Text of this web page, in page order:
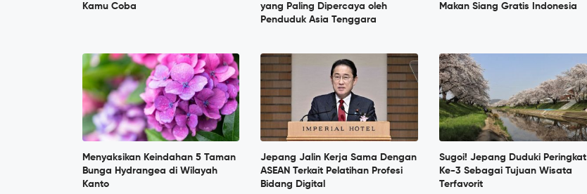
Kamu Coba
yang Paling Dipercaya oleh
Penduduk Asia Tenggara
Makan Siang Gratis Indonesia
Menyaksikan Keindahan 5 Taman
Bunga Hydrangea di Wilayah
Kanto
Jepang Jalin Kerja Sama Dengan
ASEAN Terkait Pelatihan Profesi
Bidang Digital
Sugoi! Jepang Duduki Peringkat
Ke-3 Sebagai Tujuan Wisata
Terfavorit